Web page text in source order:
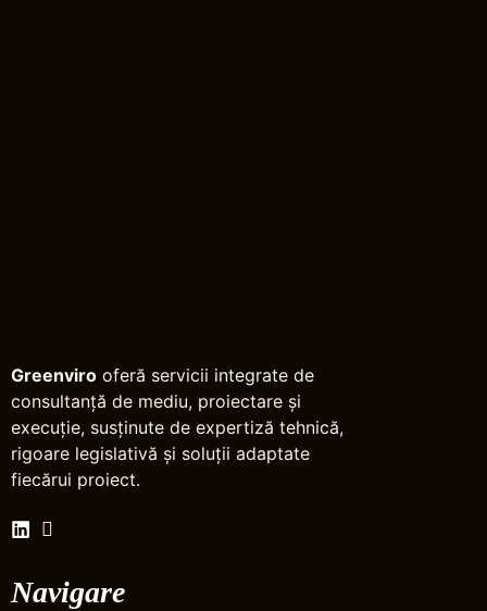
Greenviro oferă servicii integrate de
consultanță de mediu, proiectare și
execuție, susținute de expertiză tehnică,
rigoare legislativă și soluții adaptate
fiecărui proiect.
Navigare